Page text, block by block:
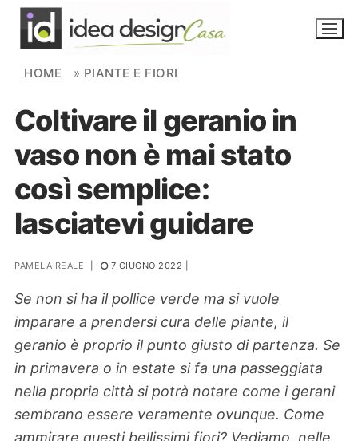
Skip to content
NOVITÀ
AMBIENTI
FAI DA TE
PIANTE
Ortaggio
HOME » PIANTE E FIORI
Coltivare il geranio in
vaso non è mai stato
così semplice:
lasciatevi guidare
PAMELA REALE 7 GIUGNO 2022
Se non si ha il pollice verde ma si vuole
imparare a prendersi cura delle piante, il
geranio è proprio il punto giusto di partenza. Se
in primavera o in estate si fa una passeggiata
nella propria città si potrà notare come i gerani
sembrano essere veramente ovunque. Come
ammirare questi bellissimi fiori? Vediamo, nelle